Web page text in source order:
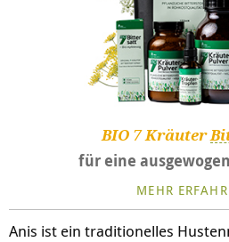
BIO 7 Kräuter
für eine
MEHR
Anis ist ein traditionelles